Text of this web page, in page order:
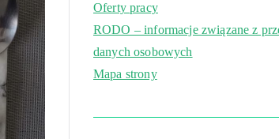
Oferty pracy
RODO – informacje związane z
danych osobowych
Mapa strony